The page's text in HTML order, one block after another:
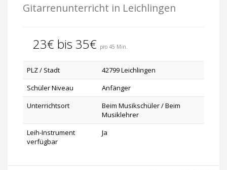
Gitarrenunterricht in Leichlingen
23€ bis 35€ pro 45 Min.
PLZ / Stadt
42799 Leichlingen
Schüler Niveau
Anfänger
Unterrichtsort
Beim Musikschüler / Beim
Musiklehrer
Leih-Instrument
verfügbar
Ja